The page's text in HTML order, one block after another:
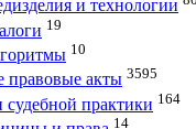
и технологии
19
10
правовые акты 3595
практики 164
14